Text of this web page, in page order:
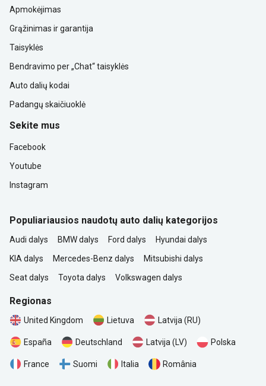
Apmokėjimas
Grąžinimas ir garantija
Taisyklės
Bendravimo per „Chat“ taisyklės
Auto dalių kodai
Padangų skaičiuoklė
Sekite mus
Facebook
Youtube
Instagram
Populiariausios naudotų auto dalių kategorijos
Audi dalys BMW dalys Ford dalys
Hyundai dalys
KIA dalys
Mercedes-Benz dalys
Mitsubishi dalys
Seat dalys
Toyota dalys Volkswagen dalys
Regionas
United Kingdom Lietuva Latvija (RU)
España Deutschland Latvija (LV) Polska
France Suomi Italia România